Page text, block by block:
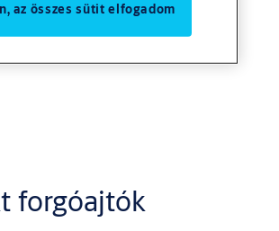
forgóajtók
az összes sütit elfogadom